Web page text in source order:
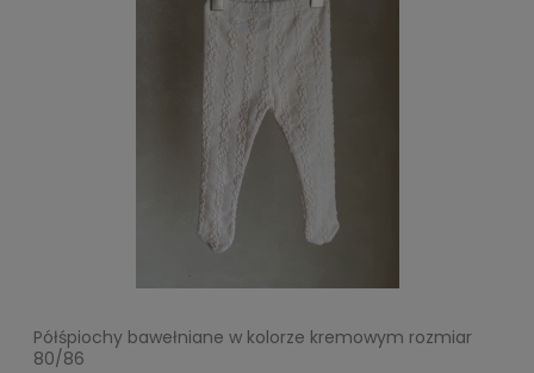
Półśpiochy bawełniane w kolorze kremowym rozmiar
80/86